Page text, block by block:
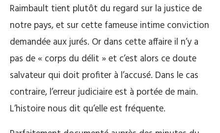
Raimbault tient plutôt du regard sur la justice de
notre pays, et sur cette fameuse intime conviction
demandée aux jurés. Or dans cette affaire il n’y a
pas de « corps du délit » et c’est alors ce doute
salvateur qui doit profiter à l’accusé. Dans le cas
contraire, l’erreur judiciaire est à portée de main.
L’histoire nous dit qu’elle est fréquente.